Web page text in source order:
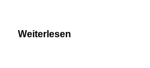
Weiterlesen